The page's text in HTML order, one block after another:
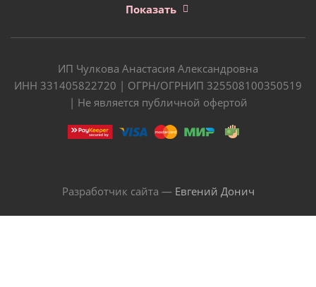
Показать
ИП Чулкова Анастасия Александровна
ИНН 331405822720 | ОГРН/ОГРНИП 325508100350519
| Не является публичной офертой
Разработчик сайта — Евгений Донич